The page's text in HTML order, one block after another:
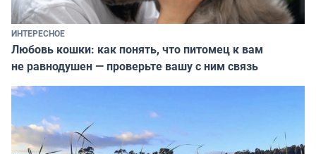
ИНТЕРЕСНОЕ
Любовь кошки: как понять, что питомец к вам
не равнодушен — проверьте вашу с ним связь